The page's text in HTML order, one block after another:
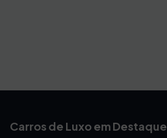
Carros de Luxo em Destaque